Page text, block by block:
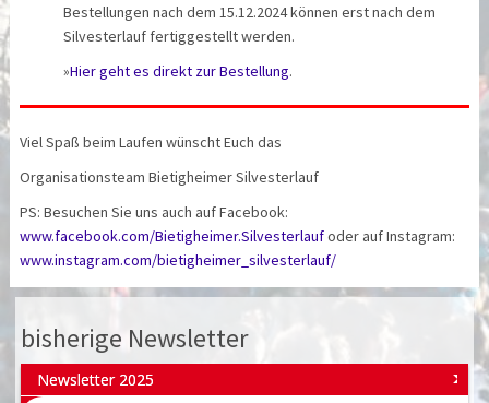
Bestellungen nach dem 15.12.2024 können erst nach dem
Silvesterlauf fertiggestellt werden.
»Hier geht es direkt zur Bestellung.
Viel Spaß beim Laufen wünscht Euch das
Organisationsteam Bietigheimer Silvesterlauf
PS: Besuchen Sie uns auch auf Facebook:
www.facebook.com/Bietigheimer.Silvesterlaufoder auf Instagram:
www.instagram.com/bietigheimer_silvesterlauf/
bisherige Newsletter
Newsletter 2025